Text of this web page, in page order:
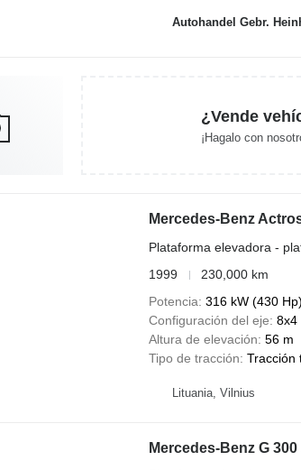
Autohandel Gebr.
¿Vende
¡Hagalo con
Mercedes-Benz
Plataforma elevadora -
1999
230,000 km
Potencia 316 kW (430 Hp)
Configuración del eje 8x4
Altura de elevación 56 m
Tipo de tracción Tracción
Lituania, Vilnius
Mercedes-Benz G